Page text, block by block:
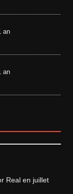
an
an
Real en juillet